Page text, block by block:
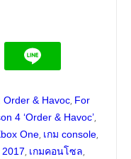
Order & Havoc, For
4 ‘Order & Havoc’,
One, เกม console,
2017, เกมคอนโซล,